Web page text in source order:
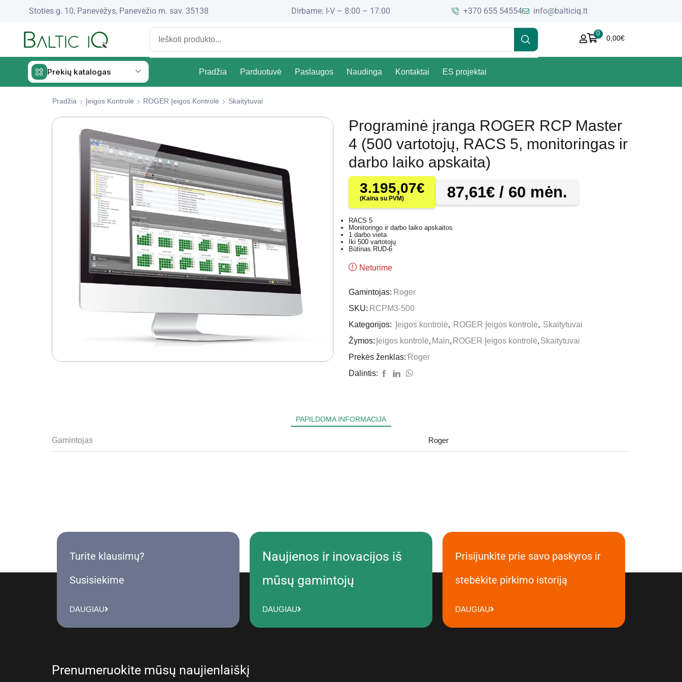
Stoties g. 10, Panevėžys, Panevėžio m. sav. 35138 Dirbame: I-V – 8:00 – 17:00 +370 655 54554 info@balticiq.lt
0
0,00€
Prekių katalogas Pradžia Parduotuvė Paslaugos Naudinga Kontaktai ES projektai
Pradžia Įeigos Kontrolė ROGER Įeigos Kontrolė Skaitytuvai
Programinė įranga ROGER RCP Master
4 (500 vartotojų, RACS 5, monitoringas ir
darbo laiko apskaita)
3.195,07€
(Kaina su PVM) 87,61€ / 60 mėn.
RACS 5
Monitoringo ir darbo laiko apskaitos
1 darbo vieta
Iki 500 vartotojų
Būtinas RUD-6
Neturime
Gamintojas: Roger
SKU: RCPM3-500
Kategorijos:
Įeigos kontrolė, ROGER Įeigos kontrolė, Skaitytuvai
Žymos: Įeigos kontrolė, Main, ROGER Įeigos kontrolė, Skaitytuvai
Prekės ženklas: Roger
Dalintis:
PAPILDOMA INFORMACIJA
Gamintojas Roger
Turite klausimų?
Susisiekime
DAUGIAU
Naujienos ir inovacijos iš
mūsų gamintojų
DAUGIAU
Prisijunkite prie savo paskyros ir
stebėkite pirkimo istoriją
DAUGIAU
Prenumeruokite mūsų naujienlaiškį